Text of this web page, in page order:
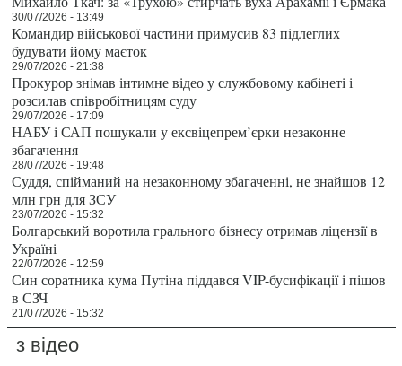
30/07/2026 - 13:49
Командир військової частини примусив 83 підлеглих
будувати йому маєток
29/07/2026 - 21:38
Прокурор знімав інтимне відео у службовому кабінеті і
розсилав співробітницям суду
29/07/2026 - 17:09
НАБУ і САП пошукали у ексвіцепрем’єрки незаконне
збагачення
28/07/2026 - 19:48
Суддя, спійманий на незаконному збагаченні, не знайшов 12
млн грн для ЗСУ
23/07/2026 - 15:32
Болгарський воротила грального бізнесу отримав ліцензії в
Україні
22/07/2026 - 12:59
Син соратника кума Путіна піддався VIP-бусифікації і пішов
в СЗЧ
21/07/2026 - 15:32
з відео